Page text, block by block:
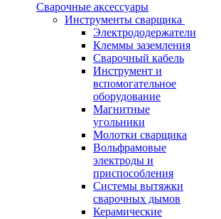
Сварочные аксессуары
Инструменты сварщика
Электрододержатели
Клеммы заземления
Сварочный кабель
Инструмент и
вспомогательное
оборудование
Магнитные
угольники
Молотки сварщика
Вольфрамовые
электроды и
приспособления
Системы вытяжки
сварочных дымов
Керамические